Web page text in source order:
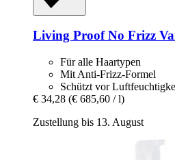
Living ProofNo Frizz
Für alle Haartypen
Mit Anti-Frizz-Formel
Schützt vor
€ 34,28 (€ 685,60 / l)
Zustellung bis 13. August